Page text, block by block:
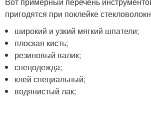
пригодятся при поклейке
широкий и узкий мягкий шпатели;
плоская кисть;
резиновый валик;
спецодежда;
клей специальный;
водянистый лак;